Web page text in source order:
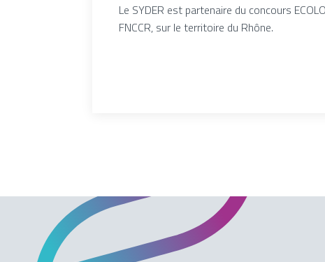
Le SYDER est partenaire du concours
FNCCR, sur le territoire du Rhône.